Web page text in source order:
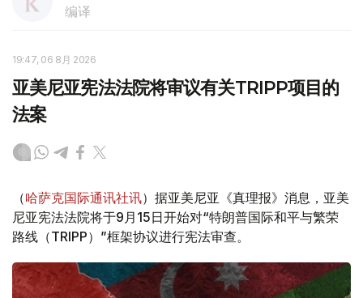
编译
19:47, 06 8月 2026
亚美尼亚宪法法院将审议有关TRIPP项目的
法案
（哈萨克国际通讯社讯）据亚美尼亚《真理报》消息，亚美
尼亚宪法法院将于9月15日开始对“特朗普国际和平与繁荣
路线（TRIPP）”框架协议进行宪法审查。